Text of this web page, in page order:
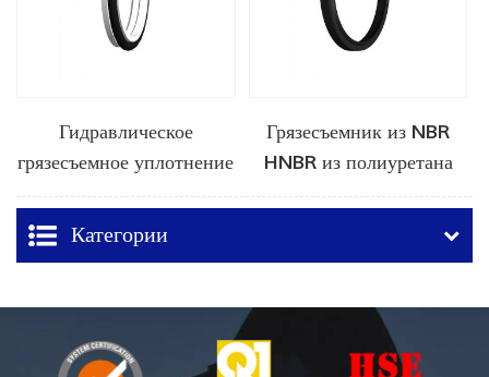
Гидравлическое
грязесъемное уплотнение
из ПТФЭ
Грязесъемник из NBR
HNBR из полиуретана
Категории